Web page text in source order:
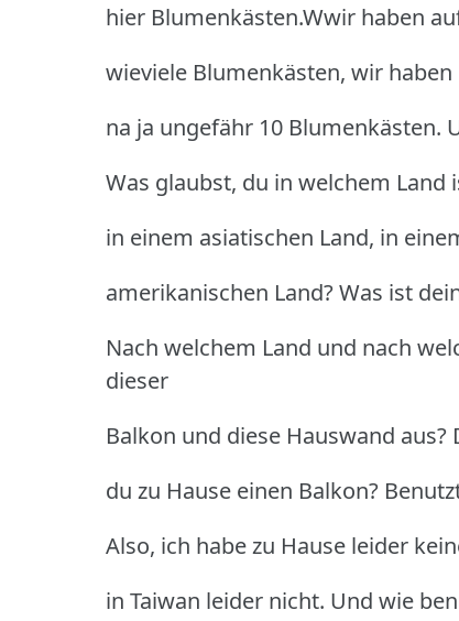
hier Blumenkästen.Wwir haben
wieviele Blumenkästen, wir haben
na ja ungefähr 10 Blumenkästen.
Was glaubst, du in welchem
in einem asiatischen Land, in
amerikanischen Land? Was ist
Nach welchem Land und nach
dieser
Balkon und diese Hauswand
du zu Hause einen Balkon?
Also, ich habe zu Hause leider
in Taiwan leider nicht. Und wie